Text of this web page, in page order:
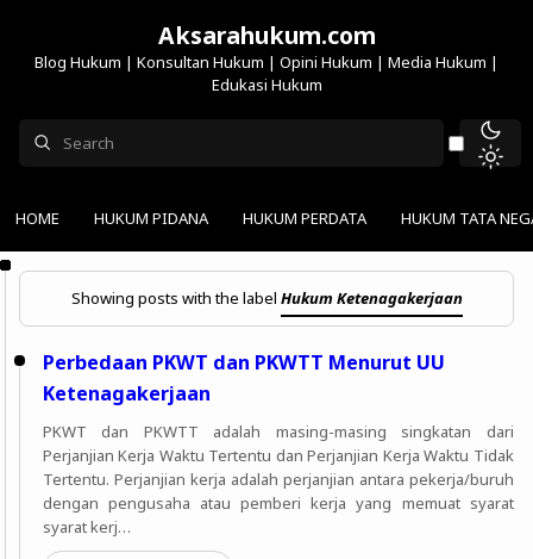
Aksarahukum.com
Blog Hukum | Konsultan Hukum | Opini Hukum | Media Hukum |
Edukasi Hukum
HOME HUKUM PIDANA HUKUM PERDATA HUKUM TATA
Showing posts with the label Hukum Ketenagakerjaan
Perbedaan PKWT dan PKWTT Menurut UU
Ketenagakerjaan
PKWT dan PKWTT adalah masing-masing singkatan dari
Perjanjian Kerja Waktu Tertentu dan Perjanjian Kerja Waktu Tidak
Tertentu. Perjanjian kerja adalah perjanjian antara pekerja/buruh
dengan pengusaha atau pemberi kerja yang memuat syarat
syarat kerj…